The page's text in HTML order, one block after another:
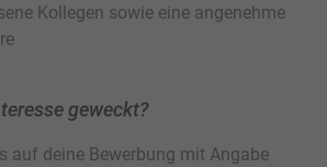
Kollegen sowie eine angenehme
geweckt?
auf deine Bewerbung mit Angabe